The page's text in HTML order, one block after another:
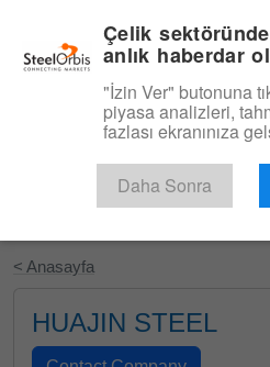
Ücretsiz
< Anasayfa
HUAJIN STEEL
Çelik
anlık haberdar
"İzin Ver" butonuna
piyasa analizleri,
fazlası ekranınıza
Daha Sonra